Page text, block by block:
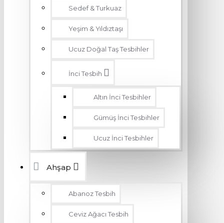
Sedef & Turkuaz
Yeşim & Yıldıztaşı
Ucuz Doğal Taş Tesbihler
İnci Tesbih
Altın İnci Tesbihler
Gümüş İnci Tesbihler
Ucuz İnci Tesbihler
Ahşap
Abanoz Tesbih
Ceviz Ağacı Tesbih